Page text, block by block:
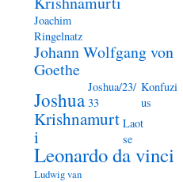
Joachim
Ringelnatz
Johann Wolfgang von
Goethe
Joshua
Joshua/23/
33
Konfuzi
us
Krishnamurt
i
Laot
se
Leonardo da vinci
Ludwig van